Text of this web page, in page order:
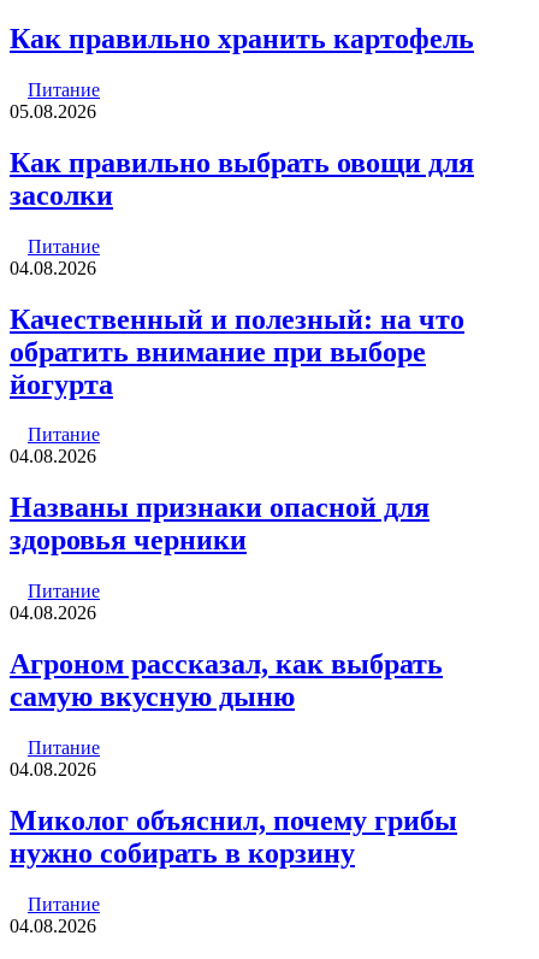
Как правильно хранить картофель
Питание
05.08.2026
Как правильно выбрать овощи для
засолки
Питание
04.08.2026
Качественный и полезный: на что
обратить внимание при выборе
йогурта
Питание
04.08.2026
Названы признаки опасной для
здоровья черники
Питание
04.08.2026
Агроном рассказал, как выбрать
самую вкусную дыню
Питание
04.08.2026
Миколог объяснил, почему грибы
нужно собирать в корзину
Питание
04.08.2026